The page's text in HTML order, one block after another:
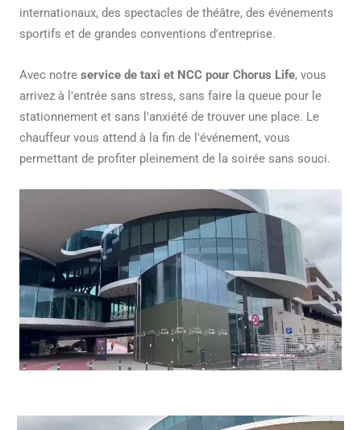
internationaux, des spectacles de théâtre, des événements
sportifs et de grandes conventions d'entreprise.
Avec notre service de taxi et NCC pour Chorus Life, vous
arrivez à l'entrée sans stress, sans faire la queue pour le
stationnement et sans l'anxiété de trouver une place. Le
chauffeur vous attend à la fin de l'événement, vous
permettant de profiter pleinement de la soirée sans souci.